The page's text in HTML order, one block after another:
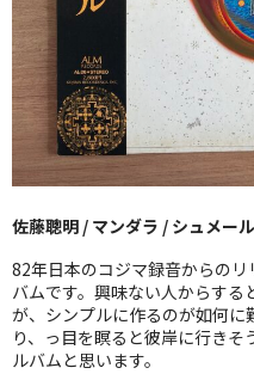
GG RECORD （当店のレ
全商品
JAZZ-US
BLUE NOTE
JAZZ-EU
JAZZ-JP
JAZZ-VOCAL
佐藤聰明 / マンダラ / シュメー
82年日本のコジマ録音からの
バムです。興味ない人からする
が、シンプルに作るのが如何
り、っ目を瞑ると彼岸に行き
ルバムと思います。